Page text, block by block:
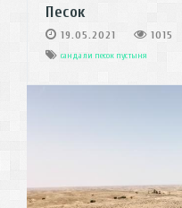
Песок
19.05.2021 1015
сандали песок пустыня